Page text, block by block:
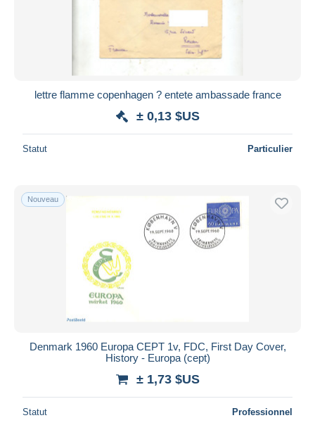
lettre flamme copenhagen ? entete ambassade france
± 0,13 $US
Statut Particulier
Nouveau
Denmark 1960 Europa CEPT 1v, FDC, First Day Cover,
History - Europa (cept)
± 1,73 $US
Statut Professionnel